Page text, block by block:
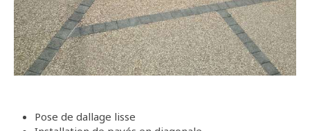
Pose de dallage lisse